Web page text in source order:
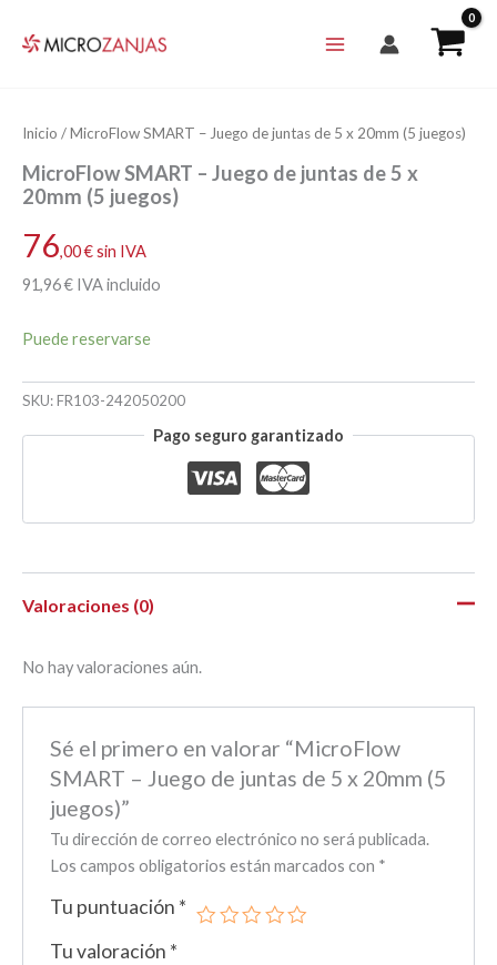
Inicio / MicroFlow SMART – Juego de juntas de 5 x 20mm (5 juegos)
MicroFlow SMART – Juego de juntas de 5 x
20mm (5 juegos)
76,00€sin IVA
91,96€ IVA incluido
Puede reservarse
SKU:FR103-242050200
Pago seguro garantizado
Valoraciones (0)
No hay valoraciones aún.
Sé el primero en valorar “MicroFlow
SMART – Juego de juntas de 5 x 20mm (5
juegos)”
Tu dirección de correo electrónico no será publicada.
Los campos obligatorios están marcados con *
Tu puntuación *
Tu valoración *